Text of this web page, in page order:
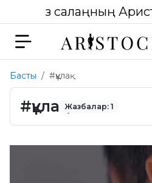
Өз салаңның
Басты #құлақ
#құлақ Жазбалар: 1